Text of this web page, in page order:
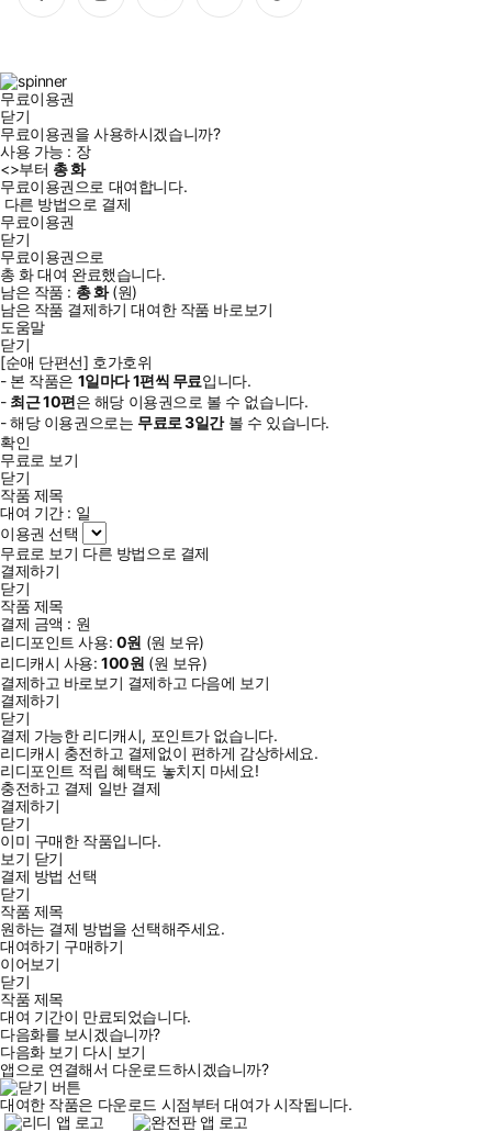
이
스
위
튜
톡
무료이용권
닫기
무료이용권을 사용하시겠습니까?
사용 가능 : 장
<>부터 총화
무료이용권으로 대여합니다.
다른 방법으로 결제
무료이용권
닫기
무료이용권으로
총 화대여 완료했습니다.
남은 작품 : 총화(원)
남은 작품 결제하기 대여한 작품 바로보기
도움말
닫기
[순애 단편선] 호가호위
- 본 작품은 1일마다1편씩 무료입니다.
- 최근10편은 해당 이용권으로 볼 수 없습니다.
- 해당 이용권으로는 무료로3일간볼 수 있습니다.
확인
무료로 보기
닫기
작품 제목
대여 기간 : 일
이용권 선택
무료로 보기 다른 방법으로 결제
결제하기
닫기
작품 제목
결제 금액 : 원
리디포인트 사용: 0원 (원 보유)
리디캐시 사용:100원 (원 보유)
결제하고 바로보기 결제하고 다음에 보기
결제하기
닫기
결제 가능한 리디캐시, 포인트가 없습니다.
리디캐시 충전하고 결제없이 편하게 감상하세요.
리디포인트 적립 혜택도 놓치지 마세요!
충전하고 결제 일반 결제
결제하기
닫기
이미 구매한 작품입니다.
보기 닫기
결제 방법 선택
닫기
작품 제목
원하는 결제 방법을 선택해주세요.
대여하기 구매하기
이어보기
닫기
작품 제목
대여 기간이 만료되었습니다.
다음화를 보시겠습니까?
다음화 보기 다시 보기
앱으로 연결해서 다운로드하시겠습니까?
대여한 작품은 다운로드 시점부터 대여가 시작됩니다.